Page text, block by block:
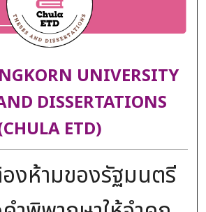
UNIVERSITY
DISSERTATIONS
ETD)
งห้ามของรัฐมนตรี